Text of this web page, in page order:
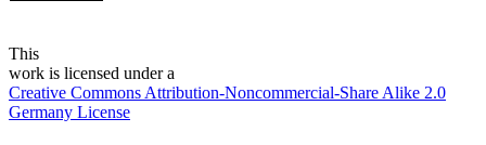
This
work is licensed under a
Creative Commons Attribution-Noncommercial-Share Alike 2.0
Germany License